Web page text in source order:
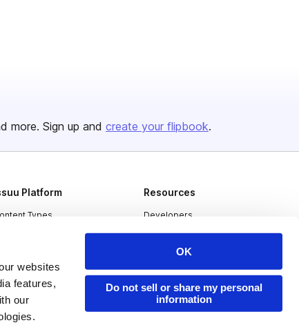
websites
features,
our
OK
Do not sell or share my personal
information
more. Sign up and create your flipbook.
Platform
Types
Resources
Developers